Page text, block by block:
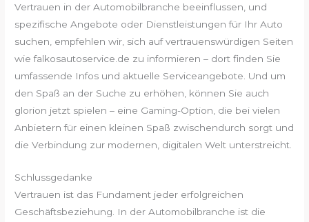
Vertrauen in der Automobilbranche beeinflussen, und
spezifische Angebote oder Dienstleistungen für Ihr Auto
suchen, empfehlen wir, sich auf vertrauenswürdigen Seiten
wie falkosautoservice.de zu informieren – dort finden Sie
umfassende Infos und aktuelle Serviceangebote. Und um
den Spaß an der Suche zu erhöhen, können Sie auch
glorion jetzt spielen – eine Gaming-Option, die bei vielen
Anbietern für einen kleinen Spaß zwischendurch sorgt und
die Verbindung zur modernen, digitalen Welt unterstreicht.
Schlussgedanke
Vertrauen ist das Fundament jeder erfolgreichen
Geschäftsbeziehung. In der Automobilbranche ist die